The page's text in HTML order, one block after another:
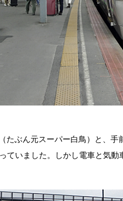
たぶん元スーパー白鳥）と、
ていました。しかし電車と気